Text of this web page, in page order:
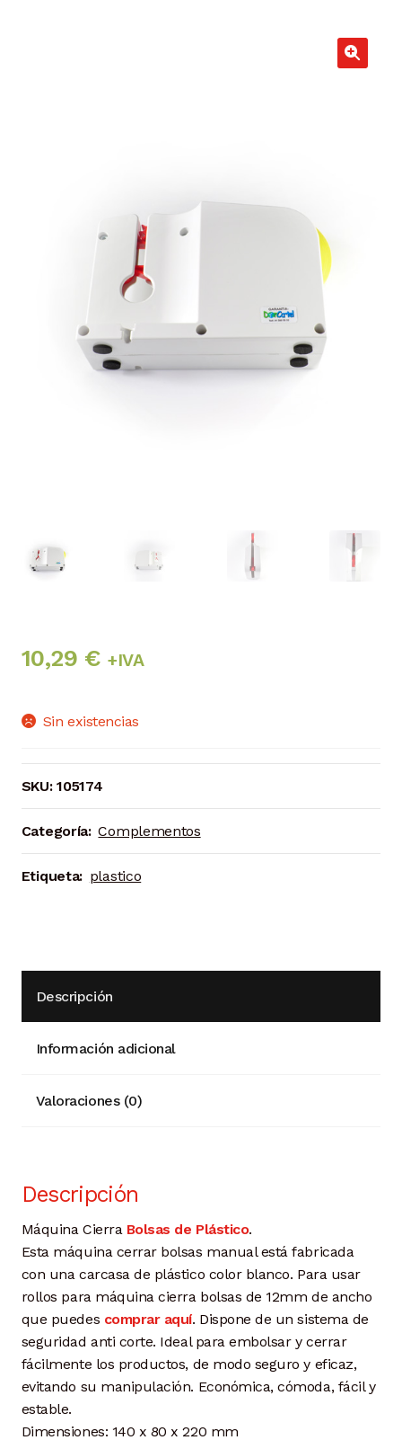
10,29 € +IVA
Sin existencias
SKU:105174
Categoría: Complementos
Etiqueta: plastico
Descripción
Información adicional
Valoraciones (0)
Descripción
Máquina Cierra Bolsas de Plástico.
Esta máquina cerrar bolsas manual está fabricada
con una carcasa de plástico color blanco. Para usar
rollos para máquina cierra bolsas de 12mm de ancho
que puedes comprar aquí. Dispone de un sistema de
seguridad anti corte. Ideal para embolsar y cerrar
fácilmente los productos, de modo seguro y eficaz,
evitando su manipulación. Económica, cómoda, fácil y
estable.
Dimensiones: 140 x 80 x 220 mm